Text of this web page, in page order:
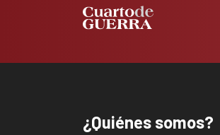
¿Quiénes somos?